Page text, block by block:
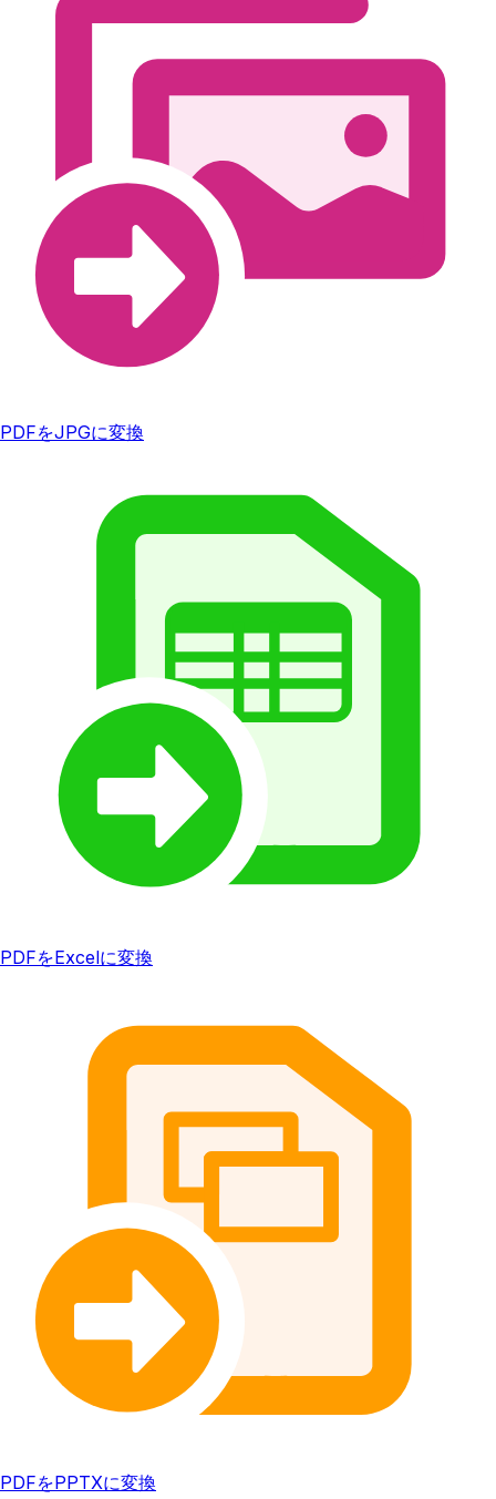
PDFをJPGに変換
PDFをExcelに変換
PDFをPPTXに変換